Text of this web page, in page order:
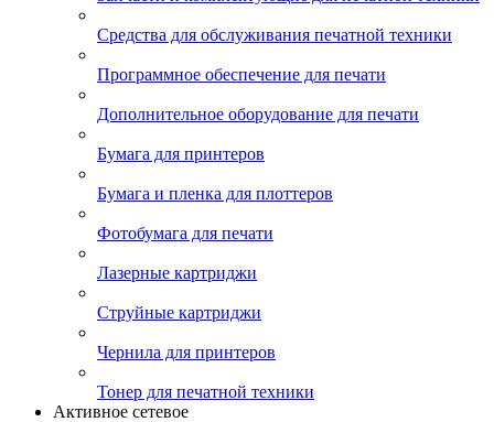
Средства для обслуживания печатной техники
Программное обеспечение для печати
Дополнительное оборудование для печати
Бумага для принтеров
Бумага и пленка для плоттеров
Фотобумага для печати
Лазерные картриджи
Струйные картриджи
Чернила для принтеров
Тонер для печатной техники
Активное сетевое